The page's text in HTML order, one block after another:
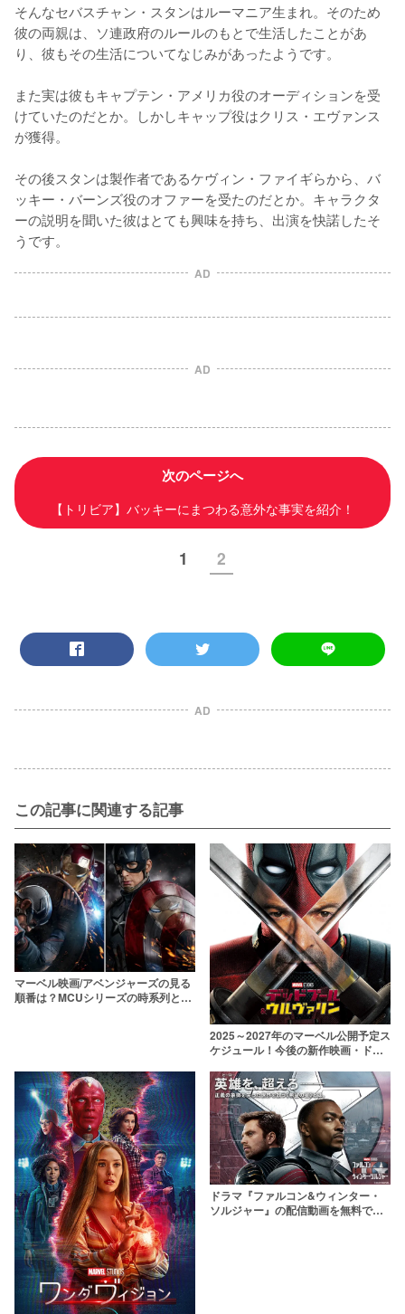
そんなセバスチャン・スタンはルーマニア生まれ。そのため
彼の両親は、ソ連政府のルールのもとで生活したことがあ
り、彼もその生活についてなじみがあったようです。
また実は彼もキャプテン・アメリカ役のオーディションを受
けていたのだとか。しかしキャップ役はクリス・エヴァンス
が獲得。
その後スタンは製作者であるケヴィン・ファイギらから、バ
ッキー・バーンズ役のオファーを受たのだとか。キャラクタ
ーの説明を聞いた彼はとても興味を持ち、出演を快諾したそ
うです。
AD
AD
次のページへ
【トリビア】バッキーにまつわる意外な事実を紹介！
1 2
AD
この記事に関連する記事
マーベル映画/アベンジャーズの見る
順番は？MCUシリーズの時系列と公
2025～2027年のマーベル公開予定ス
ケジュール！今後の新作映画・ドラ
ドラマ『ファルコン&ウィンター・
ソルジャー』の配信動画を無料で観